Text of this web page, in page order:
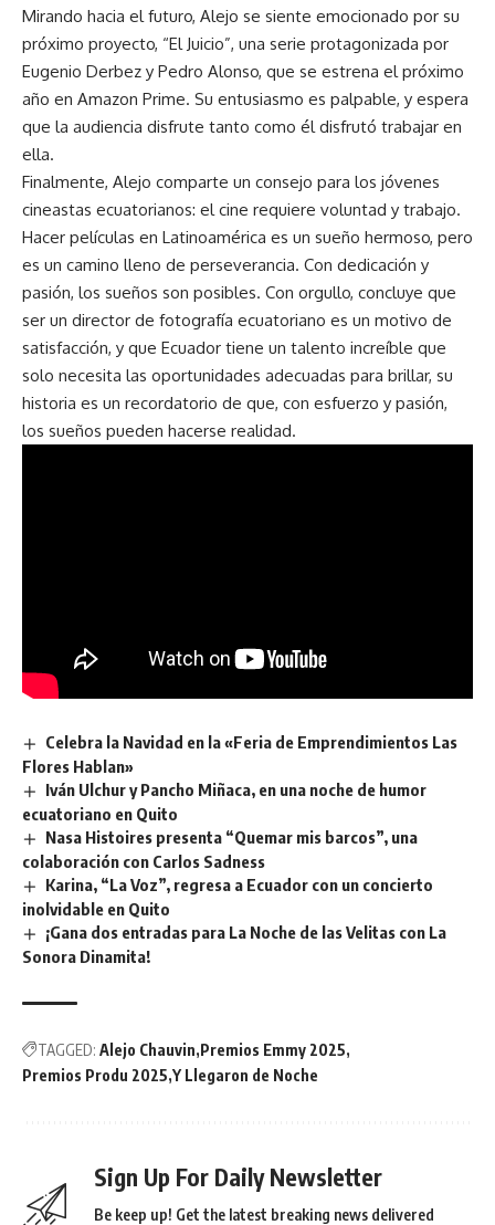
Mirando hacia el futuro, Alejo se siente emocionado por su
próximo proyecto, “El Juicio”, una serie protagonizada por
Eugenio Derbez y Pedro Alonso, que se estrena el próximo
año en Amazon Prime. Su entusiasmo es palpable, y espera
que la audiencia disfrute tanto como él disfrutó trabajar en
ella.
Finalmente, Alejo comparte un consejo para los jóvenes
cineastas ecuatorianos: el cine requiere voluntad y trabajo.
Hacer películas en Latinoamérica es un sueño hermoso, pero
es un camino lleno de perseverancia. Con dedicación y
pasión, los sueños son posibles. Con orgullo, concluye que
ser un director de fotografía ecuatoriano es un motivo de
satisfacción, y que Ecuador tiene un talento increíble que
solo necesita las oportunidades adecuadas para brillar, su
historia es un recordatorio de que, con esfuerzo y pasión,
los sueños pueden hacerse realidad.
Celebra la Navidad en la «Feria de Emprendimientos Las
Flores Hablan»
Iván Ulchur y Pancho Miñaca, en una noche de humor
ecuatoriano en Quito
Nasa Histoires presenta “Quemar mis barcos”, una
colaboración con Carlos Sadness
Karina, “La Voz”, regresa a Ecuador con un concierto
inolvidable en Quito
¡Gana dos entradas para La Noche de las Velitas con La
Sonora Dinamita!
TAGGED: Alejo Chauvin Premios Emmy 2025
Premios Produ 2025 Y Llegaron de Noche
Sign Up For Daily Newsletter
Be keep up! Get the latest breaking news delivered